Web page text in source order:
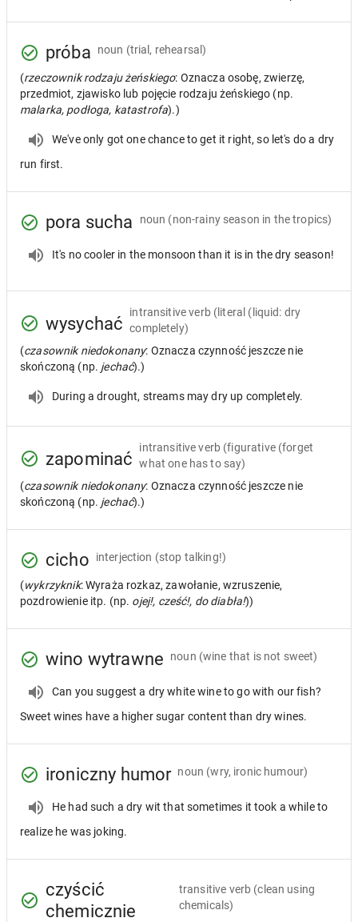
próba noun (trial, rehearsal)
(rzeczownik rodzaju żeńskiego: Oznacza osobę, zwierzę,
przedmiot, zjawisko lub pojęcie rodzaju żeńskiego (np.
malarka, podłoga, katastrofa).)
We've only got one chance to get it right, so let's do a dry
run first.
pora sucha noun (non-rainy season in the tropics)
It's no cooler in the monsoon than it is in the dry season!
wysychać
intransitive verb (literal (liquid: dry
completely)
(czasownik niedokonany: Oznacza czynność jeszcze nie
skończoną (np. jechać).)
During a drought, streams may dry up completely.
zapominać
intransitive verb (figurative (forget
what one has to say)
(czasownik niedokonany: Oznacza czynność jeszcze nie
skończoną (np. jechać).)
cicho interjection (stop talking!)
(wykrzyknik: Wyraża rozkaz, zawołanie, wzruszenie,
pozdrowienie itp. (np. ojej!, cześć!, do diabła!))
wino wytrawne noun (wine that is not sweet)
Can you suggest a dry white wine to go with our fish?
Sweet wines have a higher sugar content than dry wines.
ironiczny humor noun (wry, ironic humour)
He had such a dry wit that sometimes it took a while to
realize he was joking.
czyścić
chemicznie
transitive verb (clean using
chemicals)